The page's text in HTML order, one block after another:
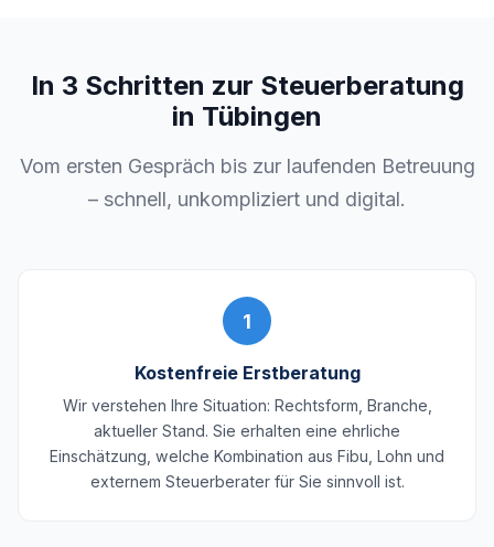
In 3 Schritten zur Steuerberatung
in Tübingen
Vom ersten Gespräch bis zur laufenden Betreuung
– schnell, unkompliziert und digital.
1
Kostenfreie Erstberatung
Wir verstehen Ihre Situation: Rechtsform, Branche,
aktueller Stand. Sie erhalten eine ehrliche
Einschätzung, welche Kombination aus Fibu, Lohn und
externem Steuerberater für Sie sinnvoll ist.